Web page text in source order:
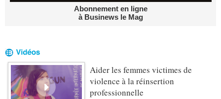
Abonnement en ligne
à Businews le Mag
Aider les femmes victimes de
violence à la réinsertion
professionnelle